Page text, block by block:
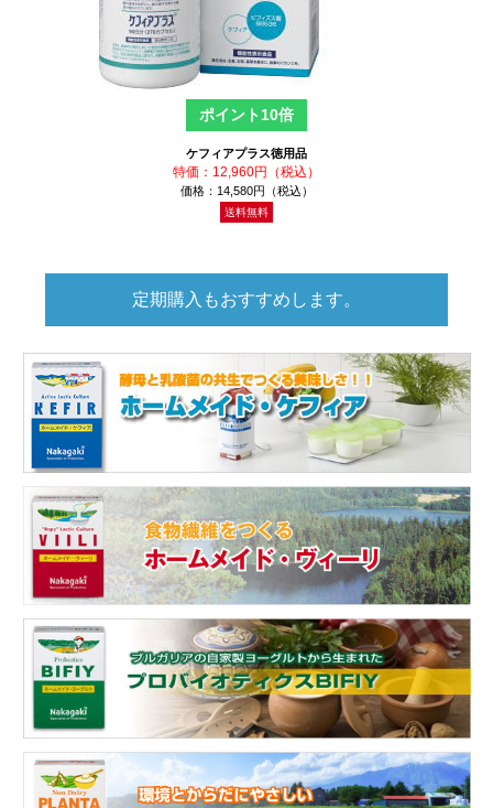
ポイント10倍
ケフィアプラス徳用品
特価：12,960円（税込）
価格：14,580円（税込）
送料無料
定期購入もおすすめします。